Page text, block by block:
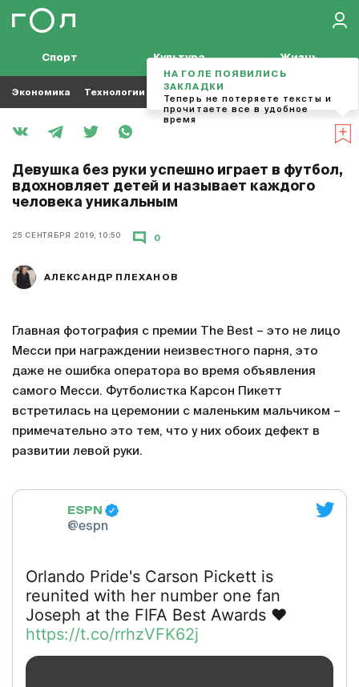
Спорт Культура Жизнь
Экономика Технологии Кино Футбол
Девушка без руки успешно играет в футбол,
вдохновляет детей и называет каждого
человека уникальным
25 СЕНТЯБРЯ 2019, 10:50
АЛЕКСАНДР ПЛЕХАНОВ
0
Главная фотография с премии The Best – это не лицо
Месси при награждении неизвестного парня, это
даже не ошибка оператора во время объявления
самого Месси. Футболистка Карсон Пикетт
встретилась на церемонии с маленьким мальчиком –
примечательно это тем, что у них обоих дефект в
развитии левой руки.
ESPN
@espn
Orlando Pride's Carson Pickett is
reunited with her number one fan
Joseph at the FIFA Best Awards ❤️
https://t.co/rrhzVFK62j
НА ГОЛЕ ПОЯВИЛИСЬ
ЗАКЛАДКИ
Теперь не потеряете тексты и
прочитаете все в удобное
время